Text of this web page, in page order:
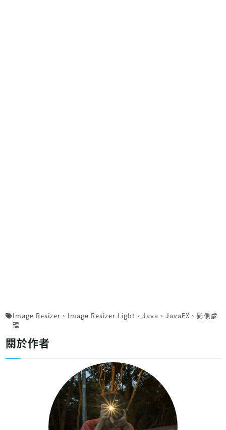
Image Resizer 、 Image Resizer Light 、 Java 、 JavaFX 、 影像處
理
關於作者